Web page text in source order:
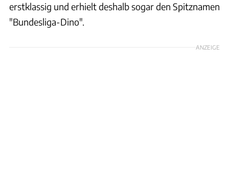
erstklassig und erhielt deshalb sogar den Spitznamen
"Bundesliga-Dino".
ANZEIGE